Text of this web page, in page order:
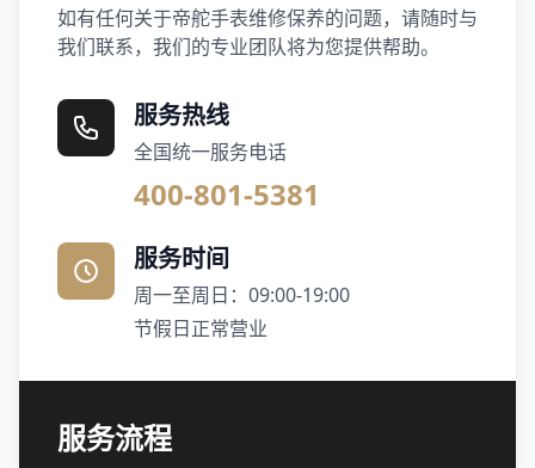
如有任何关于帝舵手表维修保养的问题，请随时与
我们联系，我们的专业团队将为您提供帮助。
服务热线
全国统一服务电话
400-801-5381
服务时间
周一至周日：09:00-19:00
节假日正常营业
服务流程